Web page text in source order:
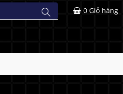
0 Giỏ hàng